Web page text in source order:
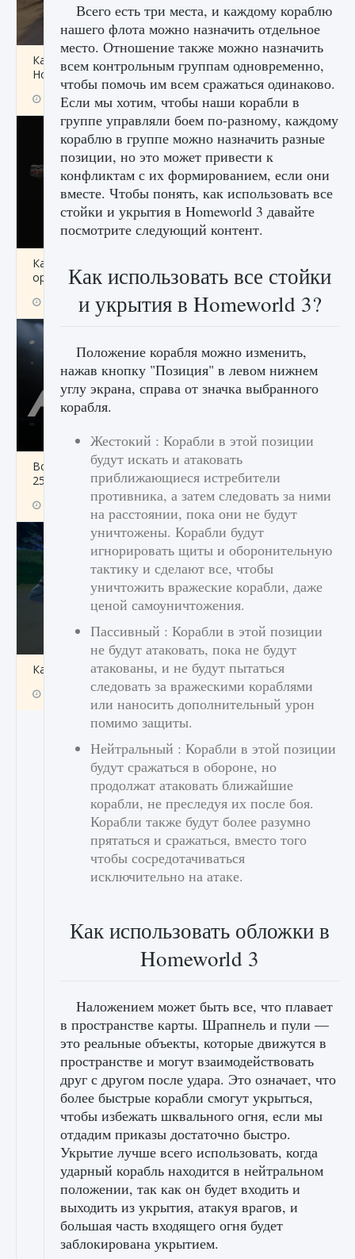
Как исправить неработающие награды For
Honor
9 августа 2024 1 205 0 0
Как разблокировать чертеж счастливого
оружия в MW3 и Warzone
9 августа 2024 1 151 0 0
Все новые функции Ultimate Team в EA FC
25
9 августа 2024 1 297 0 0
Как включить чат в Fortnite
9 августа 2024 1 335 0 0
Всего есть три места, и каждому кораблю
нашего флота можно назначить отдельное
место. Отношение также можно назначить
всем контрольным группам одновременно,
чтобы помочь им всем сражаться одинаково.
Если мы хотим, чтобы наши корабли в
группе управляли боем по-разному, каждому
кораблю в группе можно назначить разные
позиции, но это может привести к
конфликтам с их формированием, если они
вместе. Чтобы понять, как использовать все
стойки и укрытия в Homeworld 3 давайте
посмотрите следующий контент.
Как использовать все стойки
и укрытия в Homeworld 3?
Положение корабля можно изменить,
нажав кнопку "Позиция" в левом нижнем
углу экрана, справа от значка выбранного
корабля.
Жестокий : Корабли в этой позиции
будут искать и атаковать
приближающиеся истребители
противника, а затем следовать за ними
на расстоянии, пока они не будут
уничтожены. Корабли будут
игнорировать щиты и оборонительную
тактику и сделают все, чтобы
уничтожить вражеские корабли, даже
ценой самоуничтожения.
Пассивный : Корабли в этой позиции
не будут атаковать, пока не будут
атакованы, и не будут пытаться
следовать за вражескими кораблями
или наносить дополнительный урон
помимо защиты.
Нейтральный : Корабли в этой позиции
будут сражаться в обороне, но
продолжат атаковать ближайшие
корабли, не преследуя их после боя.
Корабли также будут более разумно
прятаться и сражаться, вместо того
чтобы сосредотачиваться
исключительно на атаке.
Как использовать обложки в
Homeworld 3
Наложением может быть все, что плавает
в пространстве карты. Шрапнель и пули —
это реальные объекты, которые движутся в
пространстве и могут взаимодействовать
друг с другом после удара. Это означает, что
более быстрые корабли смогут укрыться,
чтобы избежать шквального огня, если мы
отдадим приказы достаточно быстро.
Укрытие лучше всего использовать, когда
ударный корабль находится в нейтральном
положении, так как он будет входить и
выходить из укрытия, атакуя врагов, и
большая часть входящего огня будет
заблокирована укрытием.